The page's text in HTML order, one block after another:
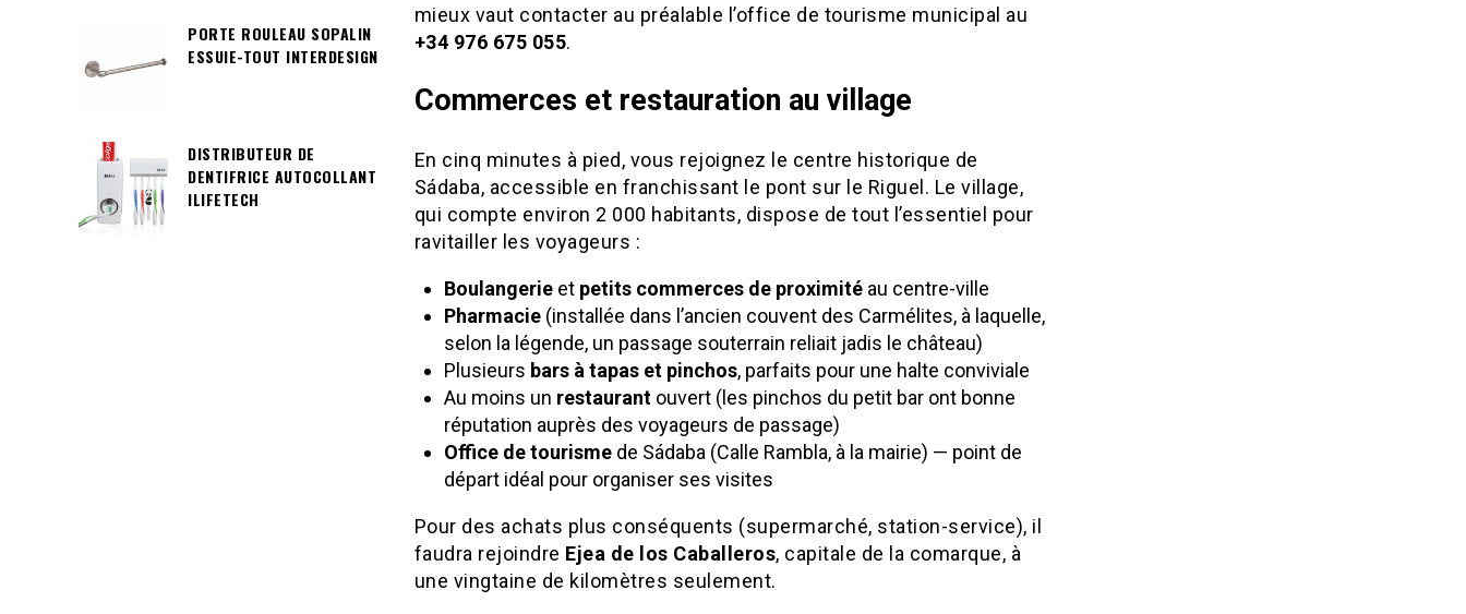
mieux vaut contacter au préalable l’office de tourisme municipal au
+34 976 675 055.
Commerces et restauration au village
En cinq minutes à pied, vous rejoignez le centre historique de
Sádaba, accessible en franchissant le pont sur le Riguel. Le village,
qui compte environ 2 000 habitants, dispose de tout l’essentiel pour
ravitailler les voyageurs :
Boulangerieet petits commerces de proximitéau centre-ville
Pharmacie(installée dans l’ancien couvent des Carmélites, à laquelle,
selon la légende, un passage souterrain reliait jadis le château)
Plusieurs bars à tapas et pinchos, parfaits pour une halte conviviale
Au moins un restaurantouvert (les pinchos du petit bar ont bonne
réputation auprès des voyageurs de passage)
Office de tourismede Sádaba (Calle Rambla, à la mairie) — point de
départ idéal pour organiser ses visites
Pour des achats plus conséquents (supermarché, station-service), il
faudra rejoindre Ejea de los Caballeros, capitale de la comarque, à
une vingtaine de kilomètres seulement.
PORTE ROULEAU SOPALIN
ESSUIE-TOUT INTERDESIGN
DISTRIBUTEUR DE
DENTIFRICE AUTOCOLLANT
ILIFETECH